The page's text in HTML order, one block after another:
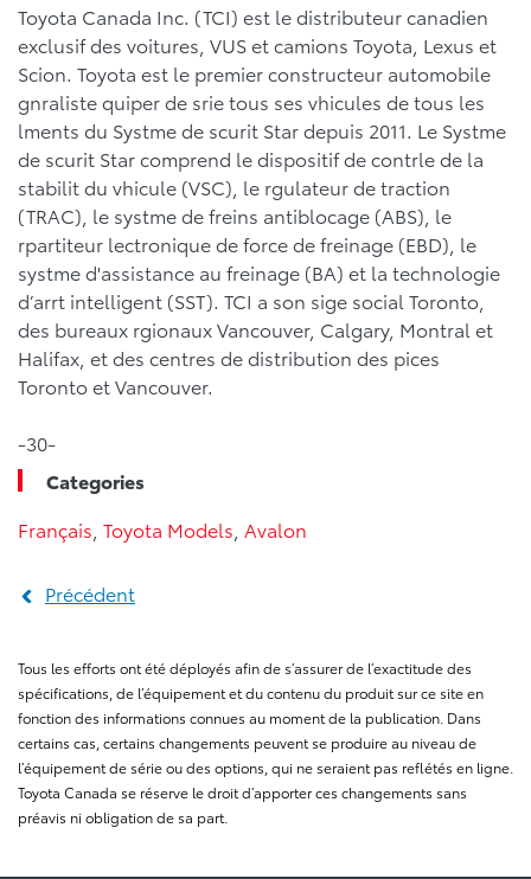
Toyota Canada Inc. (TCI) est le distributeur canadien
exclusif des voitures, VUS et camions Toyota, Lexus et
Scion. Toyota est le premier constructeur automobile
gnraliste quiper de srie tous ses vhicules de tous les
lments du Systme de scurit Star depuis 2011. Le Systme
de scurit Star comprend le dispositif de contrle de la
stabilit du vhicule (VSC), le rgulateur de traction
(TRAC), le systme de freins antiblocage (ABS), le
rpartiteur lectronique de force de freinage (EBD), le
systme d'assistance au freinage (BA) et la technologie
d’arrt intelligent (SST). TCI a son sige social Toronto,
des bureaux rgionaux Vancouver, Calgary, Montral et
Halifax, et des centres de distribution des pices
Toronto et Vancouver.
-30-
Categories
Français Toyota Models Avalon
Précédent
Tous les efforts ont été déployés afin de s’assurer de l’exactitude des
spécifications, de l’équipement et du contenu du produit sur ce site en
fonction des informations connues au moment de la publication. Dans
certains cas, certains changements peuvent se produire au niveau de
l’équipement de série ou des options, qui ne seraient pas reflétés en ligne.
Toyota Canada se réserve le droit d’apporter ces changements sans
préavis ni obligation de sa part.